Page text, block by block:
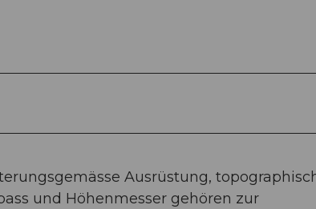
Ausrüstung,
und Höhenmesser gehören zur